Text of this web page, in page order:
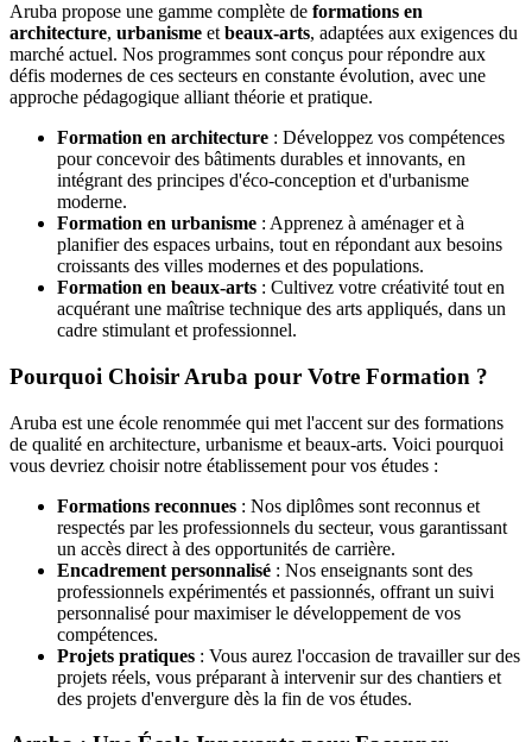
Aruba propose une gamme complète de formations en
architecture, urbanisme et beaux-arts, adaptées aux exigences du
marché actuel. Nos programmes sont conçus pour répondre aux
défis modernes de ces secteurs en constante évolution, avec une
approche pédagogique alliant théorie et pratique.
Formation en architecture : Développez vos compétences
pour concevoir des bâtiments durables et innovants, en
intégrant des principes d'éco-conception et d'urbanisme
moderne.
Formation en urbanisme : Apprenez à aménager et à
planifier des espaces urbains, tout en répondant aux besoins
croissants des villes modernes et des populations.
Formation en beaux-arts : Cultivez votre créativité tout en
acquérant une maîtrise technique des arts appliqués, dans un
cadre stimulant et professionnel.
Pourquoi Choisir Aruba pour Votre Formation ?
Aruba est une école renommée qui met l'accent sur des formations
de qualité en architecture, urbanisme et beaux-arts. Voici pourquoi
vous devriez choisir notre établissement pour vos études :
Formations reconnues : Nos diplômes sont reconnus et
respectés par les professionnels du secteur, vous garantissant
un accès direct à des opportunités de carrière.
Encadrement personnalisé : Nos enseignants sont des
professionnels expérimentés et passionnés, offrant un suivi
personnalisé pour maximiser le développement de vos
compétences.
Projets pratiques : Vous aurez l'occasion de travailler sur des
projets réels, vous préparant à intervenir sur des chantiers et
des projets d'envergure dès la fin de vos études.